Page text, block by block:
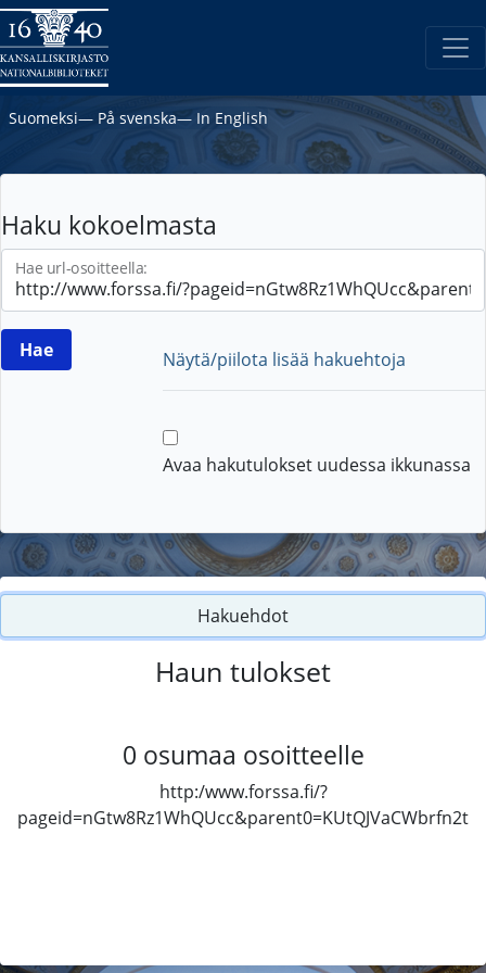
Suomeksi― På svenska― In English
Haku kokoelmasta
Hae url-osoitteella:
Näytä/piilota lisää hakuehtoja
Avaa hakutulokset uudessa ikkunassa
Hakuehdot
Haun tulokset
0 osumaa osoitteelle
http:/www.forssa.fi/?
pageid=nGtw8Rz1WhQUcc&parent0=KUtQJVaCWbrfn2t